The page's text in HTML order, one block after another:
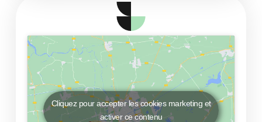
Cliquez pour accepter les cookies marketing et
activer ce contenu